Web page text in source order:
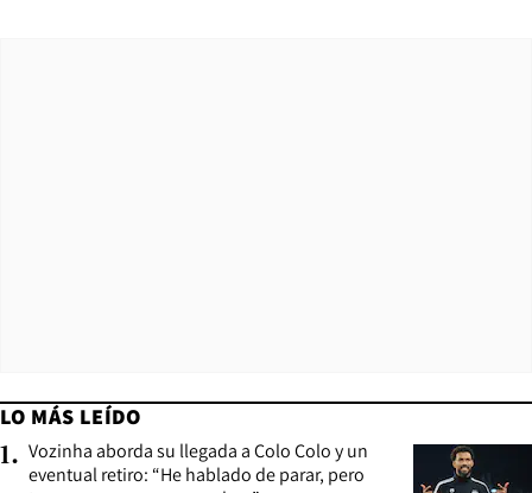
LO MÁS LEÍDO
1. Vozinha aborda su llegada a Colo Colo y un
eventual retiro: “He hablado de parar, pero